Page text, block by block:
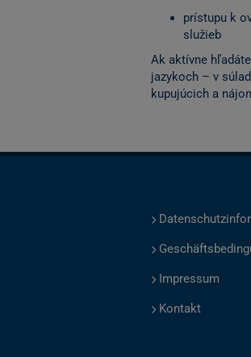
prístupu k
služieb
Ak aktívne
jazykoch – v
kupujúcich a
Impressum
Kontakt